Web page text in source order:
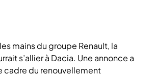
mains du groupe Renault, la
s’allier à Dacia. Une annonce a
cadre du renouvellement